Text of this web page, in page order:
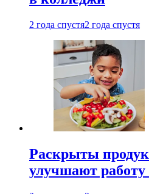
2 года спустя2 года спустя
Раскрыты
улучшают работу